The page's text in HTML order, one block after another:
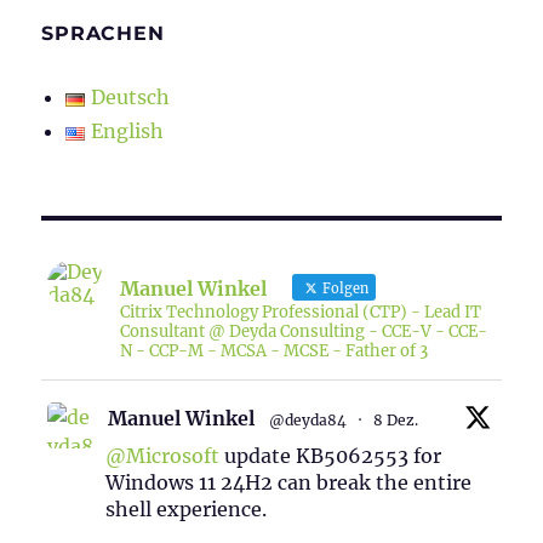
SPRACHEN
Deutsch
English
Manuel Winkel Folgen
Citrix Technology Professional (CTP) - Lead IT
Consultant @ Deyda Consulting - CCE-V - CCE-
N - CCP-M - MCSA - MCSE - Father of 3
Manuel Winkel @deyda84 · 8 Dez.
@Microsoft update KB5062553 for
Windows 11 24H2 can break the entire
shell experience.